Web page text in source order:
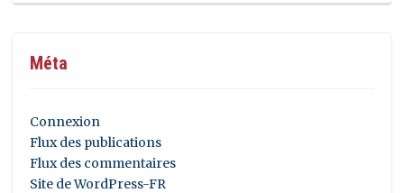
Méta
Connexion
Flux des publications
Flux des commentaires
Site de WordPress-FR